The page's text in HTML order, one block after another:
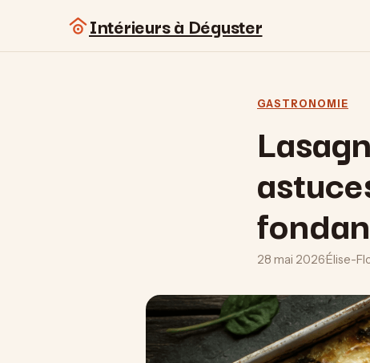
Intérieurs à Déguster
GASTRONOMIE
28 mai 2026·Élise-